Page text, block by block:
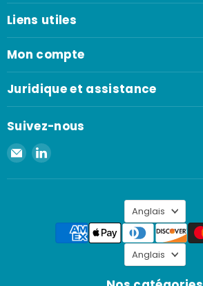
Liens utiles
Mon compte
Juridique et assistance
Suivez-nous
Envoyer
un
e-
Spaenaur
Retrouvez-
sur
Langue
Anglais
Langue
Anglais